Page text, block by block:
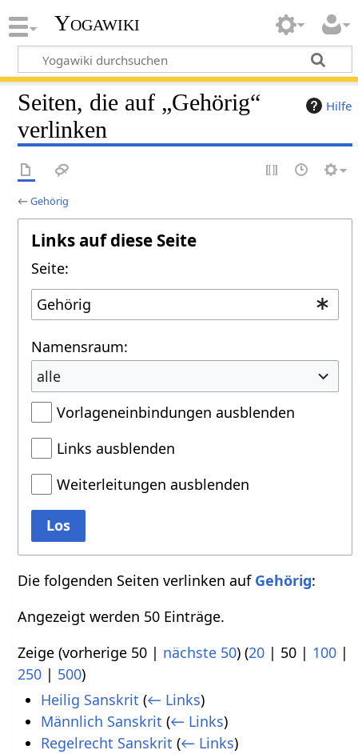
Yogawiki
Hilfe
Seiten, die auf „Gehörig“
verlinken
←Gehörig
Links auf diese Seite
Seite:
Namensraum:
alle
Vorlageneinbindungen ausblenden
Links ausblenden
Weiterleitungen ausblenden
Los
Die folgenden Seiten verlinken auf Gehörig:
Angezeigt werden 50 Einträge.
Zeige (vorherige 50 | nächste 50) (20 | 50 | 100 |
250 | 500)
Heilig Sanskrit (← Links)
Männlich Sanskrit (← Links)
Regelrecht Sanskrit (← Links)